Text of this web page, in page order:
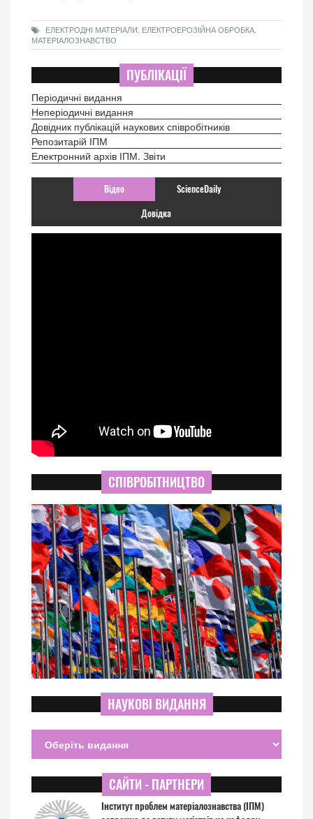
ЕЛЕКТРОДНІ МАТЕРІАЛИ, ЕЛЕКТРОЕРОЗІЙНА ОБРОБКА,
МАТЕРІАЛОЗНАВСТВО
ПУБЛІКАЦІЇ
Періодичні видання
Неперіодичні видання
Довідник публікацій наукових співробітників
Репозитарій ІПМ
Електронний архів ІПМ. Звіти
Відео ScienceDaily
Довідка
СПІВРОБІТНИЦТВО
НАУКОВІ ВИДАННЯ
САЙТИ - ПАРТНЕРИ
Інститут проблем матеріалознавства (ІПМ)